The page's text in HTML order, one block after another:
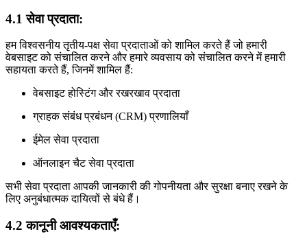
4.1 सेवा प्रदाता:
हम विश्वसनीय तृतीय-पक्ष सेवा प्रदाताओं को शामिल करते हैं जो हमारी
वेबसाइट को संचालित करने और हमारे व्यवसाय को संचालित करने में हमारी
सहायता करते हैं, जिनमें शामिल हैं:
वेबसाइट होस्टिंग और रखरखाव प्रदाता
ग्राहक संबंध प्रबंधन (CRM) प्रणालियाँ
ईमेल सेवा प्रदाता
ऑनलाइन चैट सेवा प्रदाता
सभी सेवा प्रदाता आपकी जानकारी की गोपनीयता और सुरक्षा बनाए रखने के
लिए अनुबंधात्मक दायित्वों से बंधे हैं।
4.2 कानूनी आवश्यकताएँ: